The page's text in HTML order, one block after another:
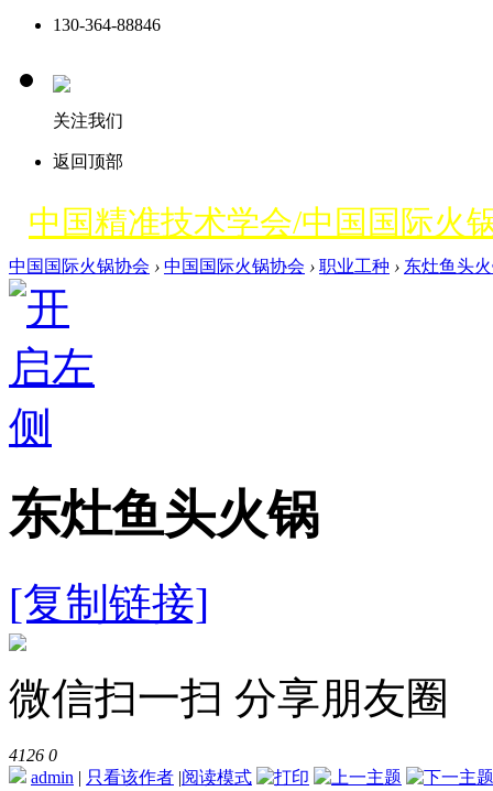
130-364-88846
关注我们
返回顶部
中国精准技术学会/中国国际火
中国国际火锅协会 › 中国国际火锅协会 › 职业工种 › 东灶鱼头
东灶鱼头火锅
[复制链接]
微信扫一扫 分享朋友圈
4126 0
admin | 只看该作者 |阅读模式